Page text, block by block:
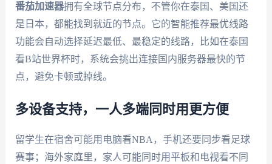
番茄加速器拥有全球节点分布，不管你在泰国、美国还
是日本，都能找到就近的节点。它的智能推荐最优线路
功能会自动选择延迟最低、最稳定的线路，比如在泰国
看B站世界杯时，系统会挑出连接国内服务器最快的节
点，避免卡顿或掉线。
多设备支持，一人多端同时用更方便
留学生在宿舍可能用电脑看NBA，手机还要同步看足球
赛事；海外家庭里，家人可能同时用平板和电视看不同